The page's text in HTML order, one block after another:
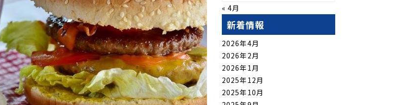
« 4月
新着情報
2026年4月
2026年2月
2026年1月
2025年12月
2025年10月